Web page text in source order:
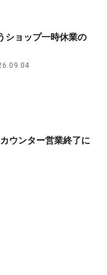
ショップ一時休業の
ウンター営業終了に